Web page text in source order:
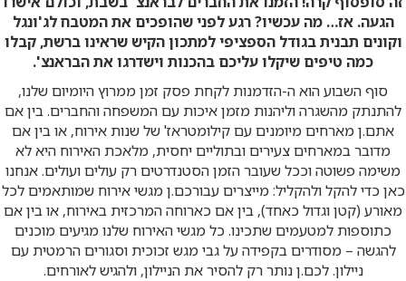
הגעה. אז… מה עכשיו? רגע לפני שהופכים את המטבח לג'ונגל
וקונים תבנית בגודל הספציפי למתכון הקיש שראינו ברשת, קבלו
כמה טיפים שיקלו עליכם בהכנות וישדרגו את הבראנצ'.
סוף השבוע הוא ה-הזדמנות לקחת פסק זמן ממרוץ היומיום שלנו,
להתנתק מהשגרה וליהנות מזמן איכות עם המשפחה והחברים. בין אם
אתם.ן מארחים מיומנים עם קילומטראז' של שנות אירוח, או בין אם
מדובר במארחים צעירים ובתוליים יחסית, מלאכת האירוח היא לא
משימה פשוטה וככל שעובר הזמן הסטנדרטים רק עולים ועולים. אנחנו
כאן כדי להקל ולהקליל: מייצרים עבורכם.ן מגשי אירוח שמותאמים לכל
מאורע (קטן וגדול כאחד), בין אם כארוחה המרכזית באירוח, או בין אם
כתוספות למטעמים שתכינו. כל מגשי האירוח שלנו מגיעים מוכנים
להגשה – מסודרים בקפידה על גבי מגש זכוכית וסגורים הרמטית עם
ניילון. לכם.ן נותר רק להסיר את הניילון, ולהגיש לאורחים.